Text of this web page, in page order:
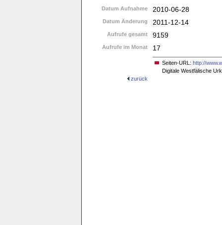
Datum Aufnahme
2010-06-28
Datum Änderung 2011-12-14
Aufrufe gesamt 9159
Aufrufe im Monat 17
Seiten-URL: http://
Digitale Westfälische
zurück